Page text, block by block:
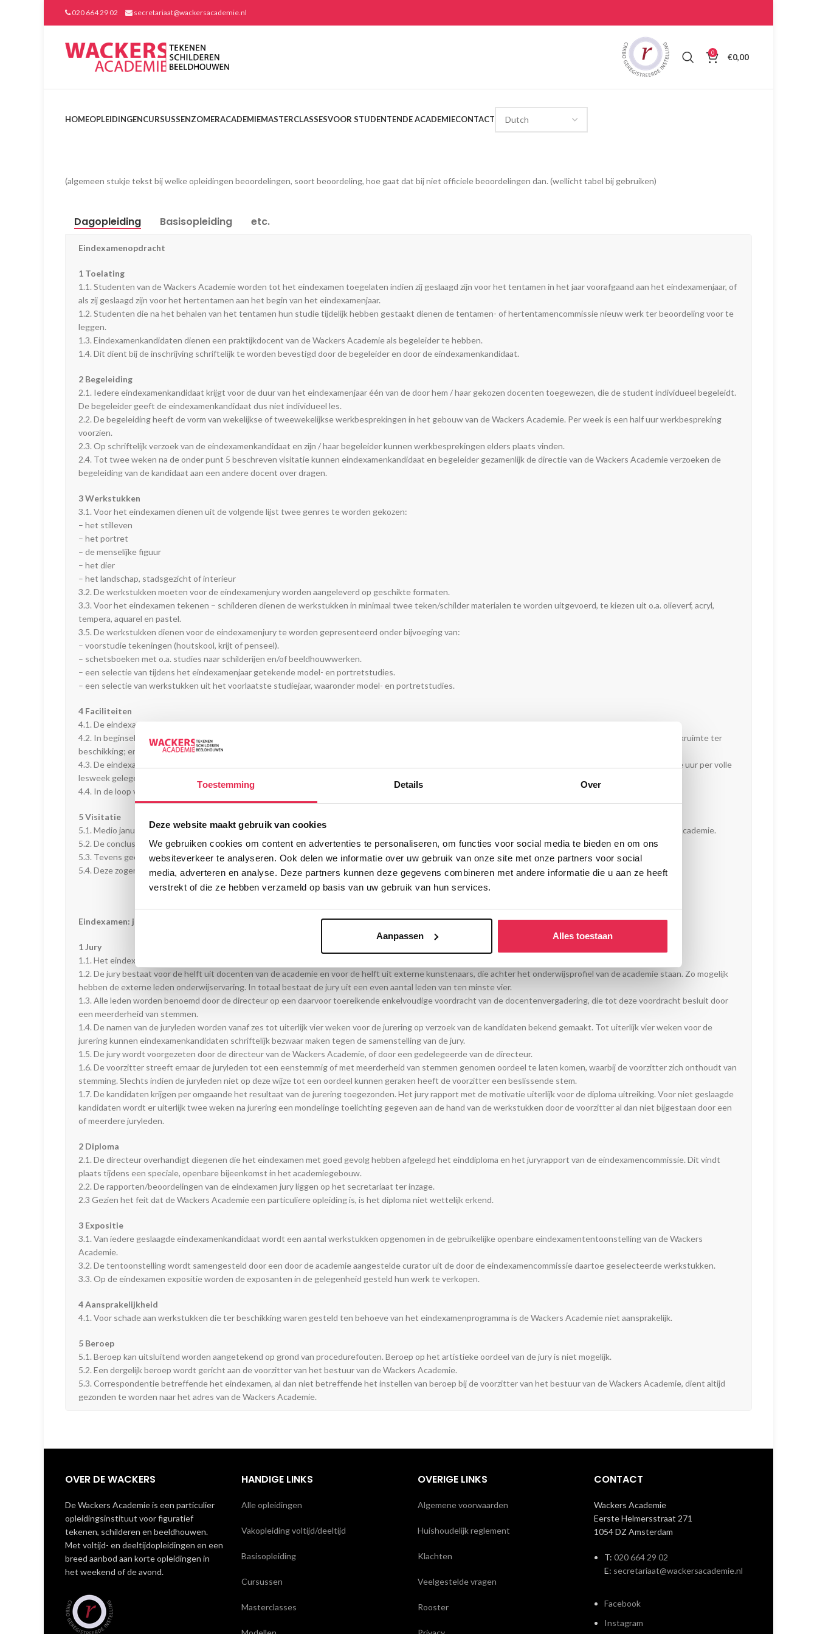
Toestemming Details Over
Deze website maakt gebruik van cookies
We gebruiken cookies om content en advertenties te personaliseren, om functies voor social media te bieden en om ons
websiteverkeer te analyseren. Ook delen we informatie over uw gebruik van onze site met onze partners voor social
media, adverteren en analyse. Deze partners kunnen deze gegevens combineren met andere informatie die u aan ze heeft
verstrekt of die ze hebben verzameld op basis van uw gebruik van hun services.
Aanpassen Alles toestaan
020 664 29 02 secretariaat@wackersacademie.nl
0 €0,00
HOMEOPLEIDINGENCURSUSSENZOMERACADEMIEMASTERCLASSESVOOR STUDENTENDE ACADEMIECONTACT
(algemeen stukje tekst bij welke opleidingen beoordelingen, soort beoordeling, hoe gaat dat bij niet officiele beoordelingen dan. (wellicht tabel bij gebruiken)
Dagopleiding Basisopleiding etc.
Eindexamenopdracht
1 Toelating
1.1. Studenten van de Wackers Academie worden tot het eindexamen toegelaten indien zij geslaagd zijn voor het tentamen in het jaar voorafgaand aan het eindexamenjaar, of
als zij geslaagd zijn voor het hertentamen aan het begin van het eindexamenjaar.
1.2. Studenten die na het behalen van het tentamen hun studie tijdelijk hebben gestaakt dienen de tentamen- of hertentamencommissie nieuw werk ter beoordeling voor te
leggen.
1.3. Eindexamenkandidaten dienen een praktijkdocent van de Wackers Academie als begeleider te hebben.
1.4. Dit dient bij de inschrijving schriftelijk te worden bevestigd door de begeleider en door de eindexamenkandidaat.
2 Begeleiding
2.1. Iedere eindexamenkandidaat krijgt voor de duur van het eindexamenjaar één van de door hem / haar gekozen docenten toegewezen, die de student individueel begeleidt.
De begeleider geeft de eindexamenkandidaat dus niet individueel les.
2.2. De begeleiding heeft de vorm van wekelijkse of tweewekelijkse werkbesprekingen in het gebouw van de Wackers Academie. Per week is een half uur werkbespreking
voorzien.
2.3. Op schriftelijk verzoek van de eindexamenkandidaat en zijn / haar begeleider kunnen werkbesprekingen elders plaats vinden.
2.4. Tot twee weken na de onder punt 5 beschreven visitatie kunnen eindexamenkandidaat en begeleider gezamenlijk de directie van de Wackers Academie verzoeken de
begeleiding van de kandidaat aan een andere docent over dragen.
3 Werkstukken
3.1. Voor het eindexamen dienen uit de volgende lijst twee genres te worden gekozen:
– het stilleven
– het portret
– de menselijke figuur
– het dier
– het landschap, stadsgezicht of interieur
3.2. De werkstukken moeten voor de eindexamenjury worden aangeleverd op geschikte formaten.
3.3. Voor het eindexamen tekenen – schilderen dienen de werkstukken in minimaal twee teken/schilder materialen te worden uitgevoerd, te kiezen uit o.a. olieverf, acryl,
tempera, aquarel en pastel.
3.5. De werkstukken dienen voor de eindexamenjury te worden gepresenteerd onder bijvoeging van:
– voorstudie tekeningen (houtskool, krijt of penseel).
– schetsboeken met o.a. studies naar schilderijen en/of beeldhouwwerken.
– een selectie van tijdens het eindexamenjaar getekende model- en portretstudies.
– een selectie van werkstukken uit het voorlaatste studiejaar, waaronder model- en portretstudies.
4 Faciliteiten
4.1. De eindexamenkandidaat wordt geacht in een eigen atelier te werken.
4.2. In beginsel stelt de Wackers Academie, behoudens bijzondere omstandigheden, een eindexamenkandidaat op schriftelijk verzoek gemeenschappelijke werkruimte ter
beschikking; enkel te gebruiken op door de Academie vastgestelde tijdstippen.
4.3. De eindexamenkandidaat wordt geacht regelmatig naar model te tekenen. De Wackers Academie geeft hier, op een door haar gekozen tijdstip, minimaal drie uur per volle
lesweek gelegenheid voor.
4.4. In de loop van het eindexamenjaar worden er met de kandidaten een aantal gesprekken gehouden met betrekking tot het verloop van het eindexamen.
5 Visitatie
5.1. Medio januari vindt de tussentijdse beoordeling plaats. Hiertoe dienen eindexamenkandidaten hun werk voor te leggen aan alle docenten van de Wackers Academie.
5.2. De conclusie van deze tussentijdse beoordeling wordt schriftelijk meegedeeld.
5.3. Tevens geeft iedere aanwezige docent persoonlijk commentaar en/of advies.
5.4. Deze zogenaamde visitatie heeft een indicatieve functie. Aan het oordeel van deze visitatie kunnen geen rechten worden ontleend.
Eindexamen: jury en diploma
1 Jury
1.1. Het eindexamen wordt afgenomen door een jury.
1.2. De jury bestaat voor de helft uit docenten van de academie en voor de helft uit externe kunstenaars, die achter het onderwijsprofiel van de academie staan. Zo mogelijk
hebben de externe leden onderwijservaring. In totaal bestaat de jury uit een even aantal leden van ten minste vier.
1.3. Alle leden worden benoemd door de directeur op een daarvoor toereikende enkelvoudige voordracht van de docentenvergadering, die tot deze voordracht besluit door
een meerderheid van stemmen.
1.4. De namen van de juryleden worden vanaf zes tot uiterlijk vier weken voor de jurering op verzoek van de kandidaten bekend gemaakt. Tot uiterlijk vier weken voor de
jurering kunnen eindexamenkandidaten schriftelijk bezwaar maken tegen de samenstelling van de jury.
1.5. De jury wordt voorgezeten door de directeur van de Wackers Academie, of door een gedelegeerde van de directeur.
1.6. De voorzitter streeft ernaar de juryleden tot een eenstemmig of met meerderheid van stemmen genomen oordeel te laten komen, waarbij de voorzitter zich onthoudt van
stemming. Slechts indien de juryleden niet op deze wijze tot een oordeel kunnen geraken heeft de voorzitter een beslissende stem.
1.7. De kandidaten krijgen per omgaande het resultaat van de jurering toegezonden. Het jury rapport met de motivatie uiterlijk voor de diploma uitreiking. Voor niet geslaagde
kandidaten wordt er uiterlijk twee weken na jurering een mondelinge toelichting gegeven aan de hand van de werkstukken door de voorzitter al dan niet bijgestaan door een
of meerdere juryleden.
2 Diploma
2.1. De directeur overhandigt diegenen die het eindexamen met goed gevolg hebben afgelegd het einddiploma en het juryrapport van de eindexamencommissie. Dit vindt
plaats tijdens een speciale, openbare bijeenkomst in het academiegebouw.
2.2. De rapporten/beoordelingen van de eindexamen jury liggen op het secretariaat ter inzage.
2.3 Gezien het feit dat de Wackers Academie een particuliere opleiding is, is het diploma niet wettelijk erkend.
3 Expositie
3.1. Van iedere geslaagde eindexamenkandidaat wordt een aantal werkstukken opgenomen in de gebruikelijke openbare eindexamententoonstelling van de Wackers
Academie.
3.2. De tentoonstelling wordt samengesteld door een door de academie aangestelde curator uit de door de eindexamencommissie daartoe geselecteerde werkstukken.
3.3. Op de eindexamen expositie worden de exposanten in de gelegenheid gesteld hun werk te verkopen.
4 Aansprakelijkheid
4.1. Voor schade aan werkstukken die ter beschikking waren gesteld ten behoeve van het eindexamenprogramma is de Wackers Academie niet aansprakelijk.
5 Beroep
5.1. Beroep kan uitsluitend worden aangetekend op grond van procedurefouten. Beroep op het artistieke oordeel van de jury is niet mogelijk.
5.2. Een dergelijk beroep wordt gericht aan de voorzitter van het bestuur van de Wackers Academie.
5.3. Correspondentie betreffende het eindexamen, al dan niet betreffende het instellen van beroep bij de voorzitter van het bestuur van de Wackers Academie, dient altijd
gezonden te worden naar het adres van de Wackers Academie.
OVER DE WACKERS
De Wackers Academie is een particulier
opleidingsinstituut voor figuratief
tekenen, schilderen en beeldhouwen.
Met voltijd- en deeltijdopleidingen en een
breed aanbod aan korte opleidingen in
het weekend of de avond.
HANDIGE LINKS
Alle opleidingen
Vakopleiding voltijd/deeltijd
Basisopleiding
Cursussen
Masterclasses
OVERIGE LINKS
Algemene voorwaarden
Huishoudelijk reglement
Klachten
Veelgestelde vragen
Rooster
CONTACT
Wackers Academie
Eerste Helmersstraat 271
1054 DZ Amsterdam
T: 020 664 29 02
E: secretariaat@wackersacademie.nl
Facebook
Instagram